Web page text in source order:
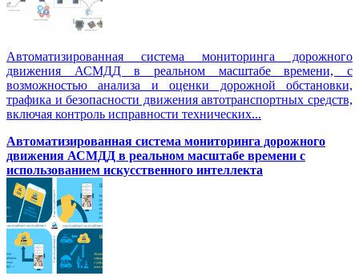
Автоматизированная система мониторинга дорожного
движения АСМДД в реальном масштабе времени, с
возможностью анализа и оценки дорожной обстановки,
трафика и безопасности движения автотранспортных средств,
включая контроль исправности технических...
Автоматизированная cистема мониторинга дорожного
движения АСМДД в реальном масштабе времени с
использованием искусственного интеллекта